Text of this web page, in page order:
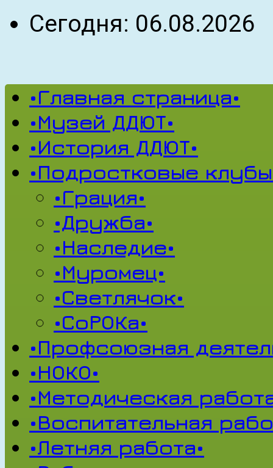
Сегодня: 06.08.2026
•Главная страница•
•Музей ДДЮТ•
•История ДДЮТ•
•Подростковые
•Грация•
•Дружба•
•Наследие•
•Муромец•
•Светлячок•
•СоРОКа•
•Профсоюзная
•НОКО•
•Методическая
•Воспитательная
•Летняя работа•